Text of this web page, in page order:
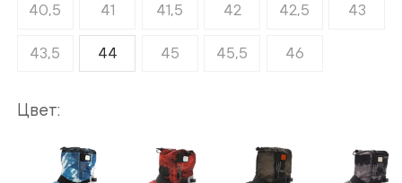
40,5 41 41,5 42 42,5 43
43,5 44 45 45,5 46
Цвет